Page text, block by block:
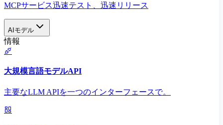
MCPサービス迅速テスト、迅速リリース
AIモデル
情報
大規模言語モデルAPI
主要なLLM APIを一つのインターフェースで。